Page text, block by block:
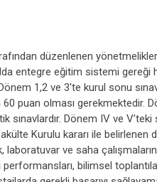
düzenlenen
entegre eğitim sistemi gereği
1,2 ve 3'te kurul sonu sınav
puan olması gerekmektedir.
sınavlardır. Dönem IV ve
Kurulu kararı ile belirlenen
laboratuvar ve saha
bilimsel